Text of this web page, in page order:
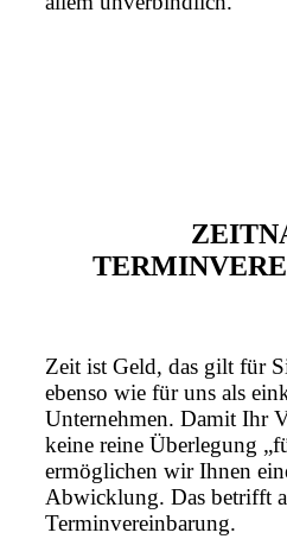
Zeit ist Geld, das gilt für
ebenso wie für uns als
Unternehmen. Damit Ihr
keine reine Überlegung
ermöglichen wir Ihnen
Abwicklung. Das betrifft
Terminvereinbarung.